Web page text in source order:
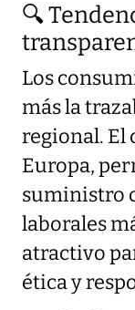
🔍
Los
más la
regional. El
Europa,
suministro
laborales
atractivo
ética y